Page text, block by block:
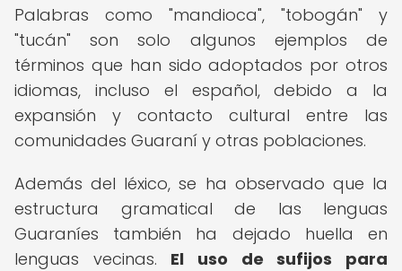
Palabras como "mandioca", "tobogán" y
"tucán" son solo algunos ejemplos de
términos que han sido adoptados por otros
idiomas, incluso el español, debido a la
expansión y contacto cultural entre las
comunidades Guaraní y otras poblaciones.
Además del léxico, se ha observado que la
estructura gramatical de las lenguas
Guaraníes también ha dejado huella en
lenguas vecinas. El uso de sufijos para